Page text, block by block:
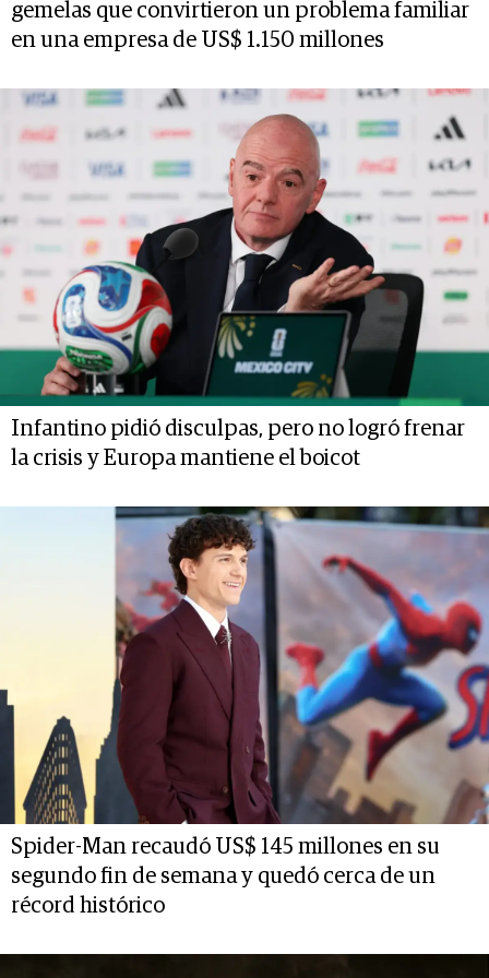
gemelas que convirtieron un problema familiar
en una empresa de US$ 1.150 millones
Infantino pidió disculpas, pero no logró frenar
la crisis y Europa mantiene el boicot
Spider-Man recaudó US$ 145 millones en su
segundo fin de semana y quedó cerca de un
récord histórico